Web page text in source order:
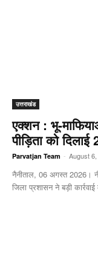
उत्तराखंड
एक्शन : भू-
पीड़िता को
Parvatjan Team - August
नैनीताल, 06 अगस्त 2026।
जिला प्रशासन ने बड़ी